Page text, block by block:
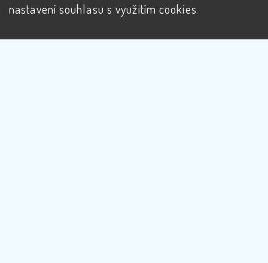
nastavení souhlasu s využitím cookies.